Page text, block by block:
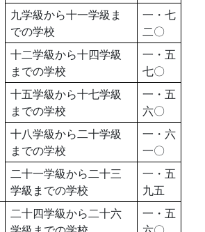
九学級から十一学級ま
での学校
一・七
二〇
十二学級から十四学級
までの学校
一・五
七〇
十五学級から十七学級
までの学校
一・五
六〇
十八学級から二十学級
までの学校
一・六
一〇
二十一学級から二十三
学級までの学校
一・五
九五
二十四学級から二十六
一・五